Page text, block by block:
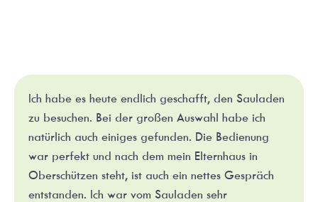
Ich habe es heute endlich geschafft, den Sauladen
zu besuchen. Bei der großen Auswahl habe ich
natürlich auch einiges gefunden. Die Bedienung
war perfekt und nach dem mein Elternhaus in
Oberschützen steht, ist auch ein nettes Gespräch
entstanden. Ich war vom Sauladen sehr